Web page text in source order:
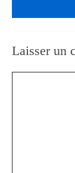
Laisser un